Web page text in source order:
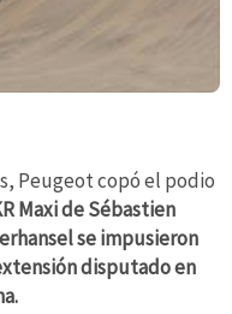
Peugeot copó el podio
Maxi de Sébastien
se impusieron
disputado en